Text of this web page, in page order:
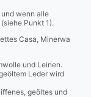
wenn alle
Punkt 1).
Casa, Minerwa
und Leinen.
Leder wird
geöltes und